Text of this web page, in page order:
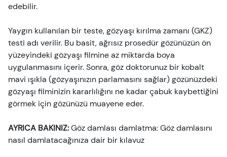
edebilir.
Yaygın kullanılan bir teste, gözyaşı kırılma zamanı (GKZ)
testi adı verilir. Bu basit, ağrısız prosedür gözünüzün ön
yüzeyindeki gözyaşı filmine az miktarda boya
uygulanmasını içerir. Sonra, göz doktorunuz bir kobalt
mavi ışıkla (gözyaşınızın parlamasını sağlar) gözünüzdeki
gözyaşı filminizin kararlılığını ne kadar çabuk kaybettiğini
görmek için gözünüzü muayene eder.
AYRICA BAKINIZ:Göz damlası damlatma: Göz damlasını
nasıl damlatacağınıza dair bir kılavuz